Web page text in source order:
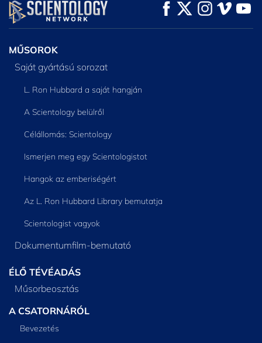
MŰSORNÉZÉS MŰSORNÉZÉS
A SOROZAT
RÉSZEI
MŰSOROK
Saját gyártású sorozat
L. Ron Hubbard a saját hangján
A Scientology belülről
Célállomás: Scientology
Ismerjen meg egy Scientologistot
Hangok az emberiségért
Az L. Ron Hubbard Library bemutatja
Scientologist vagyok
Dokumentumfilm-bemutató
ÉLŐ TÉVÉADÁS
Műsorbeosztás
A CSATORNÁRÓL
Bevezetés